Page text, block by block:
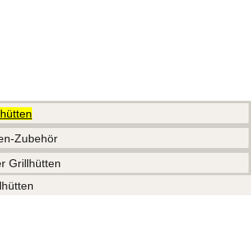
Zubehör
Grillhütten